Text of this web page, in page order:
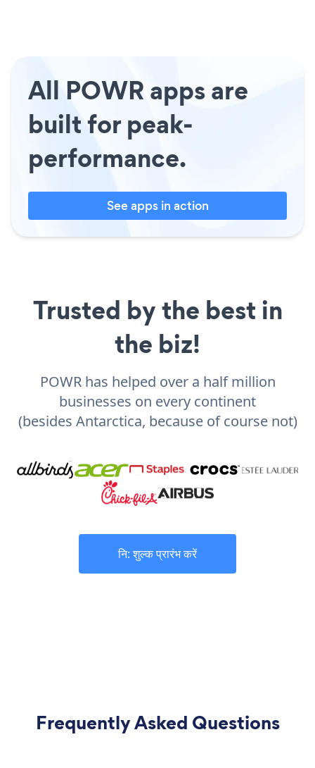
All POWR apps are
built for peak-
performance.
See apps in action
Trusted by the best in
the biz!
POWR has helped over a half million
businesses on every continent
(besides Antarctica, because of course not)
नि: शुल्क प्रारंभ करें
Frequently Asked Questions